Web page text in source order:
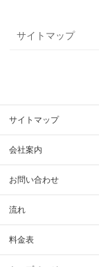
サイトマップ
サイトマップ
会社案内
お問い合わせ
流れ
料金表